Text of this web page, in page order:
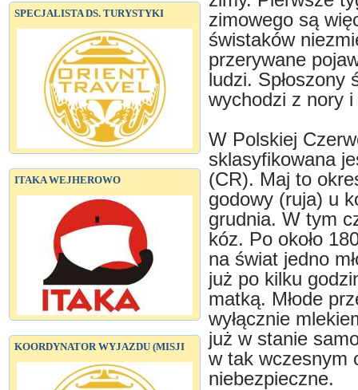
SPECJALISTA DS. TURYSTYKI
ITAKA WEJHEROWO
KOORDYNATOR WYJAZDU (MISJI
zimowego są
świstaków
przerywane
ludzi. Spłoszony
wychodzi z nory
W Polskiej
sklasyfikowana
(CR). Maj to
godowy (ruja) u
grudnia. W tym
kóz. Po około
na świat jedno
już po kilku
matką. Młode
wyłącznie
już w stanie
w tak wczesnym
niebezpieczne.